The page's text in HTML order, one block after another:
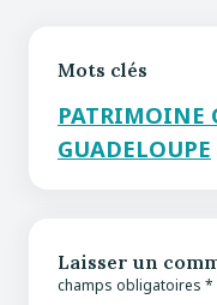
Mots clés
PATRIMOINE
GUADELOUPE
Laisser un
champs obligatoires *